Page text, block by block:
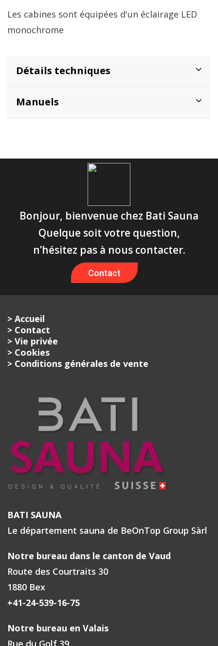
Les cabines sont équipées d'un éclairage LED
monochrome
Détails techniques
Manuels
Bonjour, bienvenue chez Bati Sauna
Quelque soit votre question,
n’hésitez pas à nous contacter.
Contact
> Accueil
> Contact
> Vie privée
> Cookies
> Conditions générales de vente
BATI SAUNA
Le département sauna de BeOnTop Group Sàrl
Notre bureau dans le canton de Vaud
Route des Courtraits 30
1880 Bex
+41-24-539-16-75
Notre bureau en Valais
Rue du Golf 39